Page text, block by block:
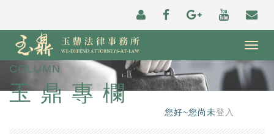
COLUMN
玉鼎專欄
您好~您尚未登入